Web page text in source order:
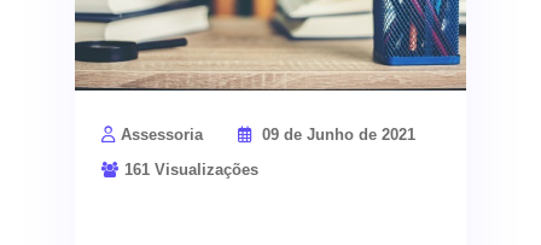
Assessoria
09 de Junho de 2021
161 Visualizações